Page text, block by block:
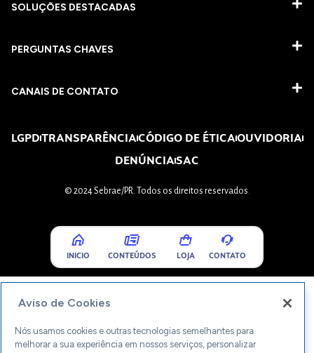
SOLUÇÕES DESTACADAS
PERGUNTAS CHAVES​
CANAIS DE CONTATO
LGPDTRANSPARÊNCIACÓDIGO DE ÉTICAOUVIDORIA
DENÚNCIASAC
© 2024 Sebrae/PR. Todos os direitos reservados.
INICIO CONTEÚDOS LOJA CONTATO
Aviso de Cookies
Nós usamos cookies e outras tecnologias semelhantes para
melhorar a sua experiência em nossos serviços, personalizar